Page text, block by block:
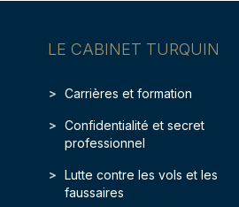
LE CABINET TURQUIN
Carrières et formation
Confidentialité et secret
professionnel
Lutte contre les vols et les
faussaires